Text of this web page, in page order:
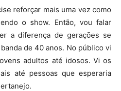
reforçar mais uma vez como
o show. Então, vou falar
a diferença de gerações se
de 40 anos. No público vi
adultos até idosos. Vi os
até pessoas que esperaria